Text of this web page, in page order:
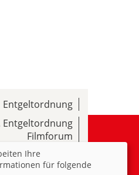
Entgeltordnung
Entgeltordnung
Filmforum
(DSGVO)
Ihre
für folgende